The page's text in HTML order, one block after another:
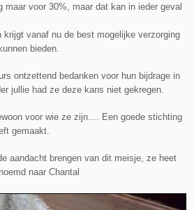
maar voor 30%, maar dat kan in ieder geval
vanaf nu de best mogelijke verzorging
bieden.
ontzettend bedanken voor hun bijdrage in
jullie had ze deze kans niet gekregen.
voor wie ze zijn.... Een goede stichting
gemaakt.
aandacht brengen van dit meisje, ze heet
naar Chantal